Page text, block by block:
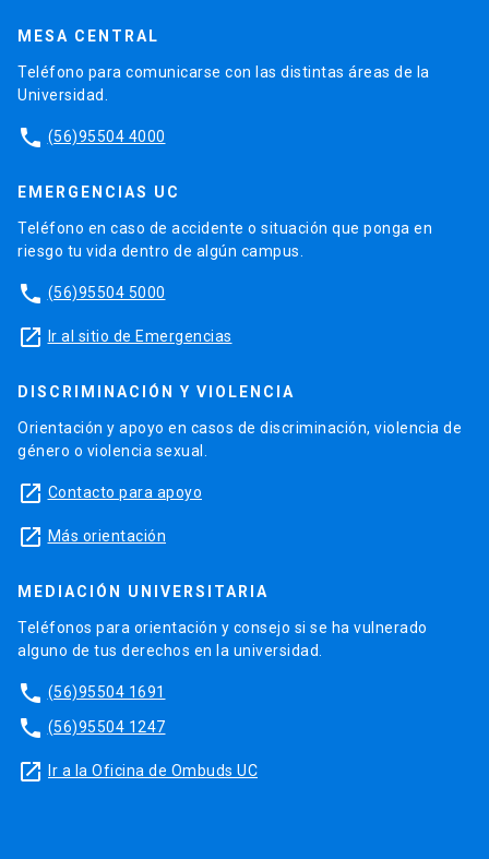
MESA CENTRAL
Teléfono para comunicarse con las distintas áreas de la
Universidad.
phone (56)95504 4000
EMERGENCIAS UC
Teléfono en caso de accidente o situación que ponga en
riesgo tu vida dentro de algún campus.
phone (56)95504 5000
launch Ir al sitio de Emergencias
DISCRIMINACIÓN Y VIOLENCIA
Orientación y apoyo en casos de discriminación, violencia de
género o violencia sexual.
launch Contacto para apoyo
launch Más orientación
MEDIACIÓN UNIVERSITARIA
Teléfonos para orientación y consejo si se ha vulnerado
alguno de tus derechos en la universidad.
phone (56)95504 1691
phone (56)95504 1247
launch Ir a la Oficina de Ombuds UC